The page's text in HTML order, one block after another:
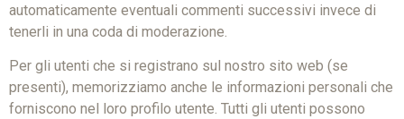
automaticamente eventuali commenti successivi invece di
tenerli in una coda di moderazione.
Per gli utenti che si registrano sul nostro sito web (se
presenti), memorizziamo anche le informazioni personali che
forniscono nel loro profilo utente. Tutti gli utenti possono